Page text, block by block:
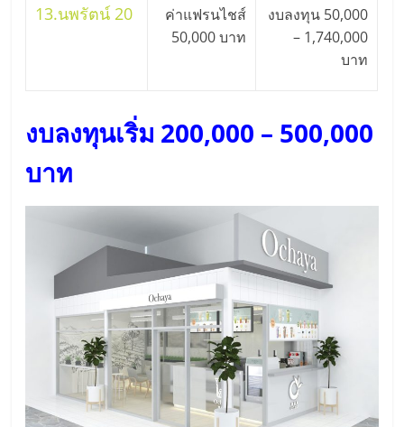
13.นพรัตน์ 20
ค่าแฟรนไชส์
50,000 บาท
งบลงทุน 50,000
– 1,740,000
บาท
งบลงทุนเริ่ม 200,000 – 500,000
บาท